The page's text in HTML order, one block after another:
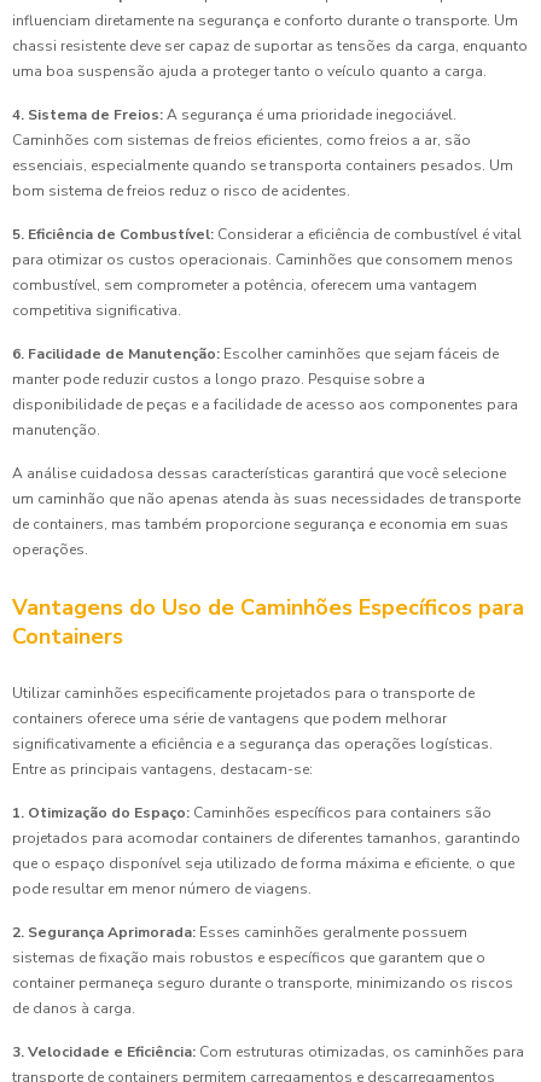
influenciam diretamente na segurança e conforto durante o transporte. Um
chassi resistente deve ser capaz de suportar as tensões da carga, enquanto
uma boa suspensão ajuda a proteger tanto o veículo quanto a carga.
4. Sistema de Freios:A segurança é uma prioridade inegociável.
Caminhões com sistemas de freios eficientes, como freios a ar, são
essenciais, especialmente quando se transporta containers pesados. Um
bom sistema de freios reduz o risco de acidentes.
5. Eficiência de Combustível: Considerar a eficiência de combustível é vital
para otimizar os custos operacionais. Caminhões que consomem menos
combustível, sem comprometer a potência, oferecem uma vantagem
competitiva significativa.
6. Facilidade de Manutenção: Escolher caminhões que sejam fáceis de
manter pode reduzir custos a longo prazo. Pesquise sobre a
disponibilidade de peças e a facilidade de acesso aos componentes para
manutenção.
A análise cuidadosa dessas características garantirá que você selecione
um caminhão que não apenas atenda às suas necessidades de transporte
de containers, mas também proporcione segurança e economia em suas
operações.
Vantagens do Uso de Caminhões Específicos para
Containers
Utilizar caminhões especificamente projetados para o transporte de
containers oferece uma série de vantagens que podem melhorar
significativamente a eficiência e a segurança das operações logísticas.
Entre as principais vantagens, destacam-se:
1. Otimização do Espaço: Caminhões específicos para containers são
projetados para acomodar containers de diferentes tamanhos, garantindo
que o espaço disponível seja utilizado de forma máxima e eficiente, o que
pode resultar em menor número de viagens.
2. Segurança Aprimorada: Esses caminhões geralmente possuem
sistemas de fixação mais robustos e específicos que garantem que o
container permaneça seguro durante o transporte, minimizando os riscos
de danos à carga.
3. Velocidade e Eficiência: Com estruturas otimizadas, os caminhões para
transporte de containers permitem carregamentos e descarregamentos